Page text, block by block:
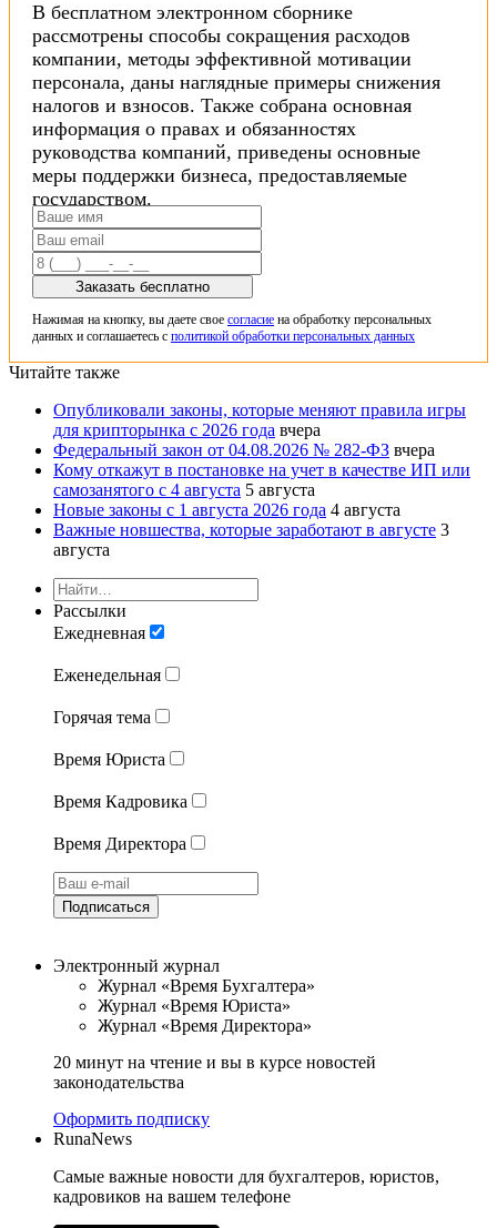
В бесплатном электронном сборнике
рассмотрены способы сокращения расходов
компании, методы эффективной мотивации
персонала, даны наглядные примеры снижения
налогов и взносов. Также собрана основная
информация о правах и обязанностях
руководства компаний, приведены основные
меры поддержки бизнеса, предоставляемые
государством.
Заказать бесплатно
Нажимая на кнопку, вы даете свое согласие на обработку персональных
данных и соглашаетесь с политикой обработки персональных данных
Читайте также
Опубликовали законы, которые меняют правила игры
для крипторынка с 2026 года вчера
Федеральный закон от 04.08.2026 № 282-ФЗ вчера
Кому откажут в постановке на учет в качестве ИП или
самозанятого с 4 августа 5 августа
Новые законы с 1 августа 2026 года 4 августа
Важные новшества, которые заработают в августе 3
августа
Рассылки
Ежедневная
Еженедельная
Горячая тема
Время Юриста
Время Кадровика
Время Директора
Подписаться
Электронный журнал
Журнал «Время Бухгалтера»
Журнал «Время Юриста»
Журнал «Время Директора»
20 минут на чтение и вы в курсе новостей
законодательства
Оформить подписку
RunaNews
Самые важные новости для бухгалтеров, юристов,
кадровиков на вашем телефоне